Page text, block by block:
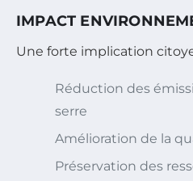
IMPACT
Une forte implication
Réduction des
serre
Amélioration de la
Préservation des